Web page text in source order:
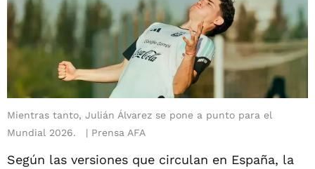
Mientras tanto, Julián Álvarez se pone a punto para el
Mundial 2026.
Prensa AFA
Según las versiones que circulan en España, la